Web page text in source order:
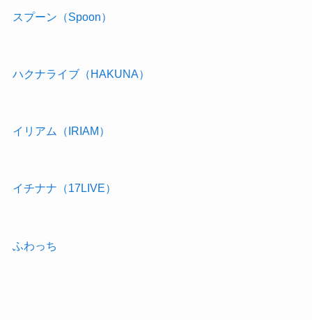
スプーン（Spoon）
ハクナライブ（HAKUNA）
イリアム（IRIAM）
イチナナ（17LIVE）
ふわっち